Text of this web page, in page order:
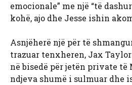
emocionale” me një “të
kohë, ajo dhe Jesse ishin
Asnjëherë një për të
trazuar tenxheren, Jax
në bisedë për jetën private të
ndjeva shumë i sulmuar dhe